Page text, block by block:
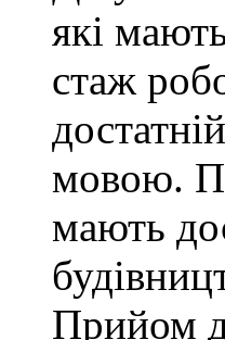
які
стаж
мовою.
мають
Прийом